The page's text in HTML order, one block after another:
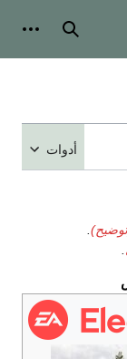
بحث
أدوات